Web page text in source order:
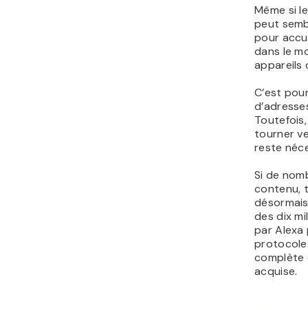
Même si
peut
pour
dans le
appareils
C’est
tourner
reste
Si de
contenu,
des dix
par
complète
acquise.